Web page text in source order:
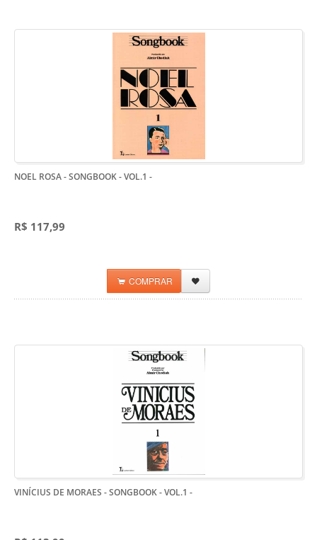
NOEL ROSA - SONGBOOK - VOL.1 -
R$ 117,99
COMPRAR
VINÍCIUS DE MORAES - SONGBOOK - VOL.1 -